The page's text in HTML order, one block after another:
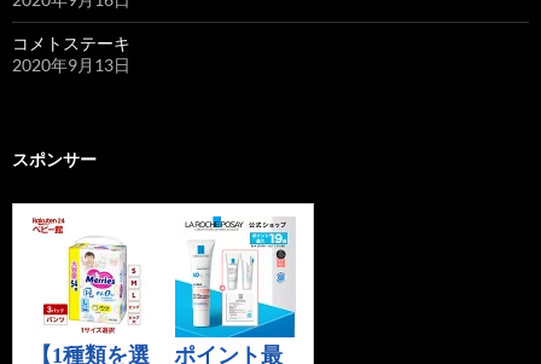
コメトステーキ
2020年9月13日
スポンサー